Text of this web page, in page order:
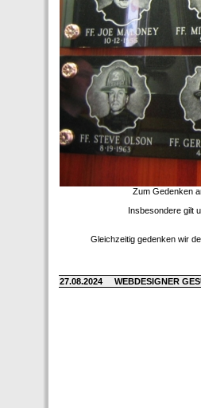
Zum Gedenken
Insbesondere gilt
Gleichzeitig gedenken wir
27.08.2024 WEBDESIGNER